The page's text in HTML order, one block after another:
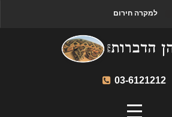
03-6121212
למקרה חירום